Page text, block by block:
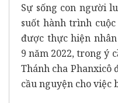
Sự sống con người
suốt hành trình
được thực hiện
9 năm 2022, trong ý
Thánh cha Phanxicô
cầu nguyện cho việc